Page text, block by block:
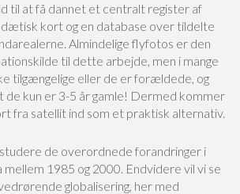
til at få dannet et centralt register af
kort og en database over tildelte
Almindelige flyfotos er den
til dette arbejde, men i mange
tilgængelige eller de er forældede, og
kun er 3-5 år gamle! Dermed kommer
fra satellit ind som et praktisk alternativ.
de overordnede forandringer i
1985 og 2000. Endvidere vil vi se
globalisering, her med